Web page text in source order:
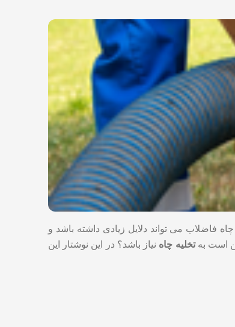
فاضلاب می تواند دلایل زیادی داشته باشد و
است بهتخلیه چاه نیاز باشد؟ در این نوشتار این